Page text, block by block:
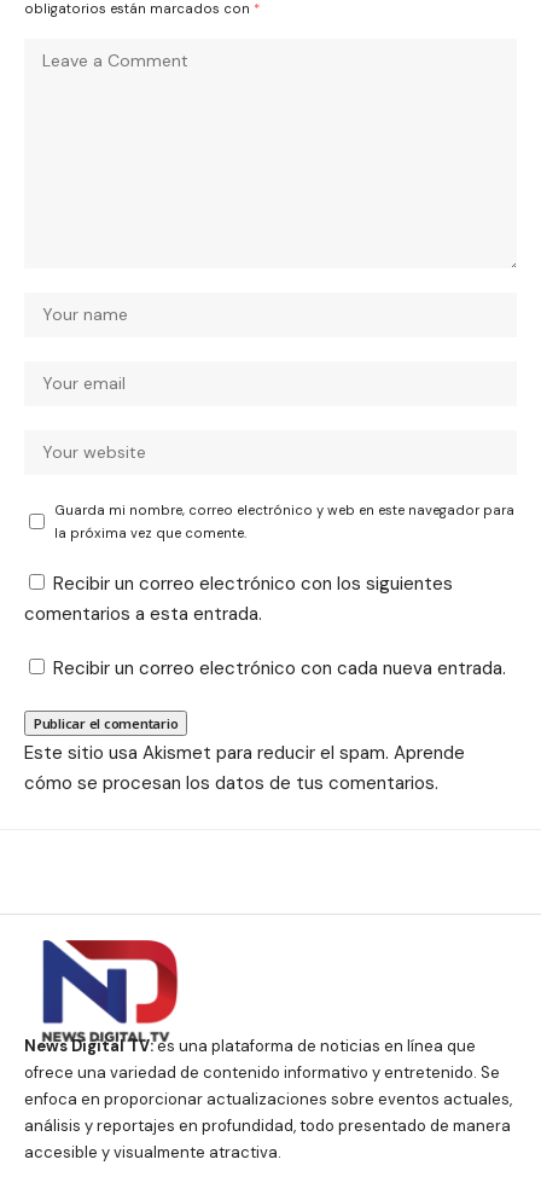
obligatorios están marcados con *
Guarda mi nombre, correo electrónico y web en este navegador para
la próxima vez que comente.
Recibir un correo electrónico con los siguientes
comentarios a esta entrada.
Recibir un correo electrónico con cada nueva entrada.
Este sitio usa Akismet para reducir el spam. Aprende
cómo se procesan los datos de tus comentarios.
News Digital TV:es una plataforma de noticias en línea que
ofrece una variedad de contenido informativo y entretenido. Se
enfoca en proporcionar actualizaciones sobre eventos actuales,
análisis y reportajes en profundidad, todo presentado de manera
accesible y visualmente atractiva.